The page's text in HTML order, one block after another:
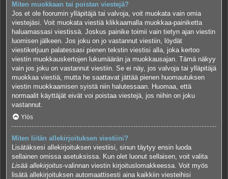
Miten muokkaan tai poistan viestejä?
Jos et ole foorumin ylläpitäjä tai valvoja, voit muokata vain omia
viestejäsi. Voit muokata viestiä klikkaamalla muokkaa-painiketta
haluamassasi viestissä. Joskus painike toimii vain tietyn ajan viestin
luomisen jälkeen. Jos joku on jo vastannut viestiin, löydät
viestiketjuun palatessasi pienen tekstin viestisi alla, joka kertoo
viestin muokkauskertojen lukumäärän ja muokkausajan. Tämä näkyy
vain jos joku on vastannut viestiin. Se ei näy, jos valvoja tai ylläpitäjä
muokkaa viestiä, mutta he saattavat jättää pienen huomautuksen
viestin muokkaamisen syistä niin halutessaan. Huomaa, että
normaalit käyttäjät eivät voi poistaa viestejä, jos niihin on joku
vastannut.
Ylös
Miten liitän allekirjoituksen viestiini?
Lisätäksesi allekirjoituksen viestiisi, sinun täytyy ensin luoda
sellainen omissa asetuksissa. Kun olet luonut sellaisen, voit valita
Lisää allekirjoitus-valinnan viestin kirjoituslomakkeessa. Voit myös
lisätä allekirjoituksen automaattisesti aina kaikkiin viesteihisi